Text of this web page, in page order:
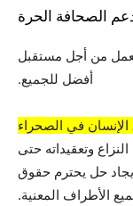
الصحافة الحرة
من أجل مستقبل
أفضل للجميع.
الإنسان في الصحراء
وتعقيداته حتى
حل يحترم حقوق
الأطراف المعنية.